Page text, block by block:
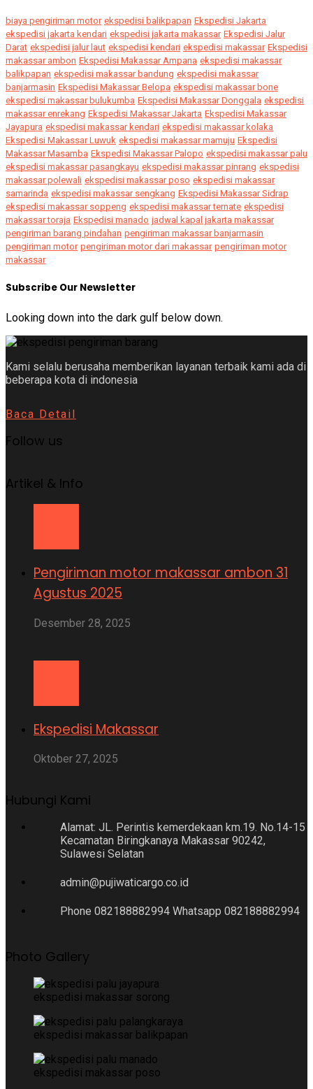
biaya pengiriman motor ekspedisi balikpapan Ekspedisi Jakarta
ekspedisi jakarta kendari ekspedisi jakarta makassar Ekspedisi Jalur
Darat ekspedisi jalur laut ekspedisi kendari ekspedisi makassar Ekspedisi
makassar ambon Ekspedisi Makassar Ampana ekspedisi makassar
balikpapan ekspedisi makassar bandung ekspedisi makassar
banjarmasin Ekspedisi Makassar Belopa ekspedisi makassar bone
ekspedisi makassar bulukumba Ekspedisi Makassar Donggala ekspedisi
makassar enrekang Ekspedisi Makassar Jakarta Ekspedisi Makassar
Jayapura ekspedisi makassar kendari ekspedisi makassar kolaka
Ekspedisi Makassar Luwuk ekspedisi makassar mamuju Ekspedisi
Makassar Masamba Ekspedisi Makassar Palopo ekspedisi makassar palu
ekspedisi makassar pasangkayu ekspedisi makassar pinrang ekspedisi
makassar polewali ekspedisi makassar poso ekspedisi makassar
samarinda ekspedisi makassar sengkang Ekspedisi Makassar Sidrap
ekspedisi makassar soppeng ekspedisi makassar ternate ekspedisi
makassar toraja Ekspedisi manado jadwal kapal jakarta makassar
pengiriman barang pindahan pengiriman makassar banjarmasin
pengiriman motor pengiriman motor dari makassar pengiriman motor
makassar
Subscribe Our Newsletter
Looking down into the dark gulf below down.
Kami selalu berusaha memberikan layanan terbaik kami ada di
beberapa kota di indonesia
Baca Detail
Follow us
Artikel & Info
Pengiriman motor makassar ambon 31
Agustus 2025
Desember 28, 2025
Ekspedisi Makassar
Oktober 27, 2025
Hubungi Kami
Alamat: JL. Perintis kemerdekaan km.19. No.14-15
Kecamatan Biringkanaya Makassar 90242,
Sulawesi Selatan
admin@pujiwaticargo.co.id
Phone 082188882994 Whatsapp 082188882994
Photo Gallery
ekspedisi makassar sorong
ekspedisi makassar balikpapan
ekspedisi makassar poso